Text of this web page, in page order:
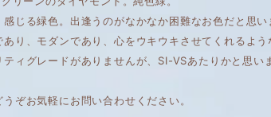
じる緑色。出逢うのがなかなか困難なお色だと思い
り、モダンであり、心をウキウキさせてくれるよ
ティグレードがありませんが、SI-VSあたりかと思い
ぞお気軽にお問い合わせください。